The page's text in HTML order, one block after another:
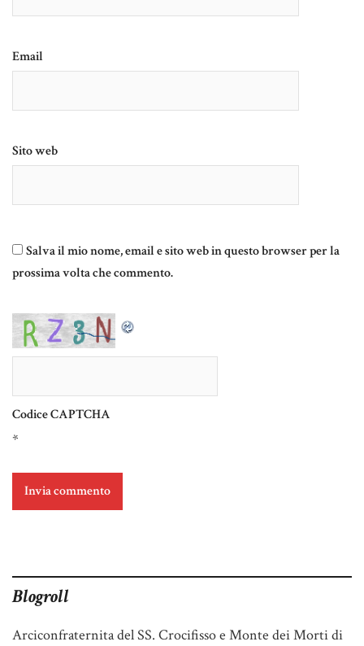
Email
Sito web
Salva il mio nome, email e sito web in questo browser per la
prossima volta che commento.
Codice CAPTCHA
*
Blogroll
Arciconfraternita del SS. Crocifisso e Monte dei Morti di